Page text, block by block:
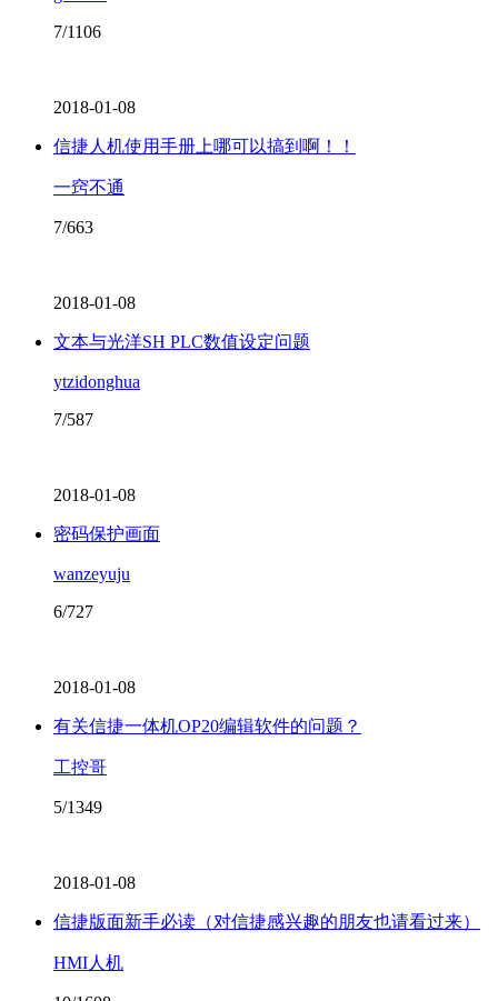
7/1106
2018-01-08
信捷人机使用手册上哪可以搞到啊！！
一窍不通
7/663
2018-01-08
文本与光洋SH PLC数值设定问题
ytzidonghua
7/587
2018-01-08
密码保护画面
wanzeyuju
6/727
2018-01-08
有关信捷一体机OP20编辑软件的问题？
工控哥
5/1349
2018-01-08
信捷版面新手必读（对信捷感兴趣的朋友也请看过来）
HMI人机